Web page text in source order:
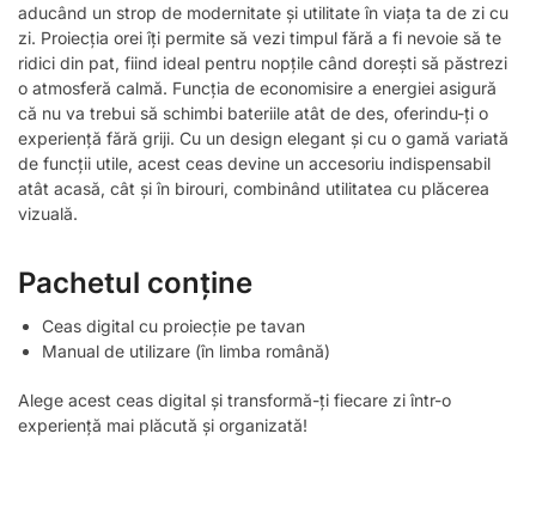
aducând un strop de modernitate și utilitate în viața ta de zi cu
zi. Proiecția orei îți permite să vezi timpul fără a fi nevoie să te
ridici din pat, fiind ideal pentru nopțile când dorești să păstrezi
o atmosferă calmă. Funcția de economisire a energiei asigură
că nu va trebui să schimbi bateriile atât de des, oferindu-ți o
experiență fără griji. Cu un design elegant și cu o gamă variată
de funcții utile, acest ceas devine un accesoriu indispensabil
atât acasă, cât și în birouri, combinând utilitatea cu plăcerea
vizuală.
Pachetul conține
Ceas digital cu proiecție pe tavan
Manual de utilizare (în limba română)
Alege acest ceas digital și transformă-ți fiecare zi într-o
experiență mai plăcută și organizată!